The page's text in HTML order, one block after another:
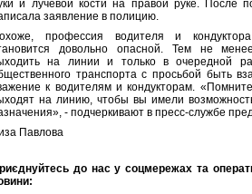
и лучевой кости на правой руке. После
заявление в полицию.
профессия водителя и
довольно опасной. Тем не
на линии и только в очередной
транспорта с просьбой быть
к водителям и кондукторам.
на линию, чтобы вы имели
- подчеркивают в пресс-службе
Павлова
до нас у соцмережах та